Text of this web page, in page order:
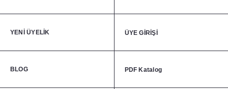
YENİ ÜYELİK ÜYE GİRİŞİ
BLOG PDF Katalog